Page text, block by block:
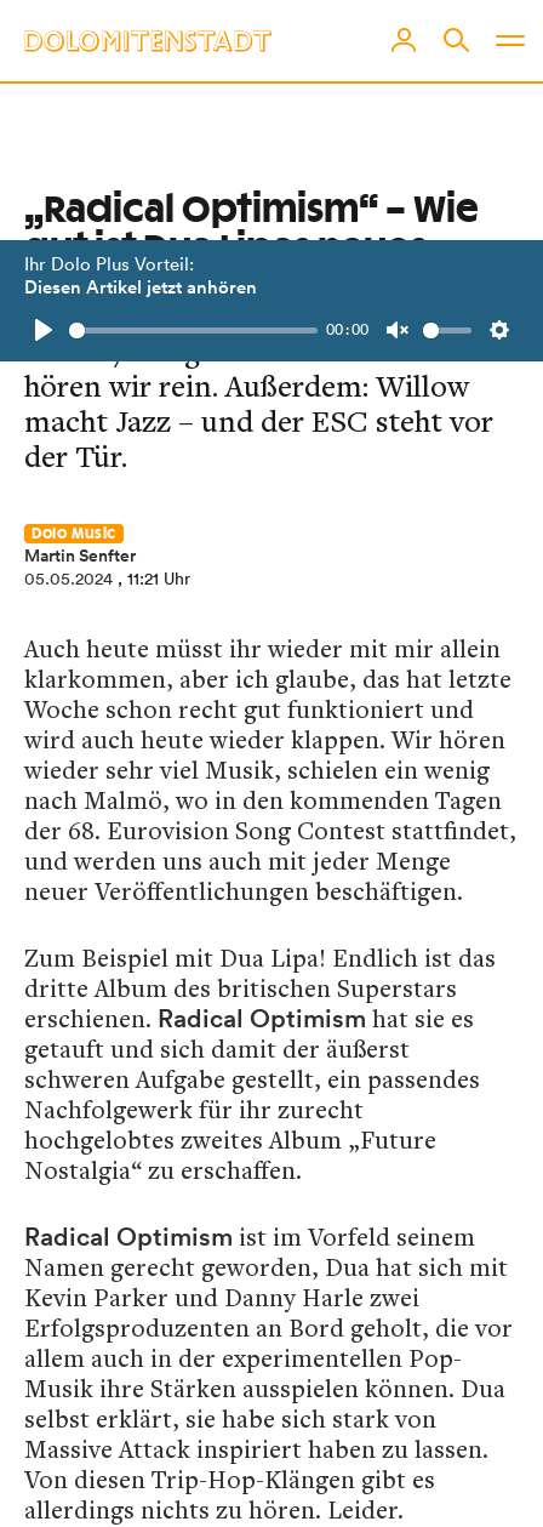
Ihr Dolo Plus Vorteil:
Diesen Artikel jetzt anhören
Play
00:00
Unmute
„Radical Optimism“ – Wie
gut ist Dua Lipas neues
Album?
In der 7. Ausgabe von Dolo Music
hören wir rein. Außerdem: Willow
macht Jazz – und der ESC steht vor
der Tür.
Dolo Music
Martin Senfter
05.05.2024 , 11:21 Uhr
Auch heute müsst ihr wieder mit mir allein
klarkommen, aber ich glaube, das hat letzte
Woche schon recht gut funktioniert und
wird auch heute wieder klappen. Wir hören
wieder sehr viel Musik, schielen ein wenig
nach Malmö, wo in den kommenden Tagen
der 68. Eurovision Song Contest stattfindet,
und werden uns auch mit jeder Menge
neuer Veröffentlichungen beschäftigen.
Zum Beispiel mit Dua Lipa! Endlich ist das
dritte Album des britischen Superstars
erschienen. Radical Optimism hat sie es
getauft und sich damit der äußerst
schweren Aufgabe gestellt, ein passendes
Nachfolgewerk für ihr zurecht
hochgelobtes zweites Album „Future
Nostalgia“ zu erschaffen.
Radical Optimism ist im Vorfeld seinem
Namen gerecht geworden, Dua hat sich mit
Kevin Parker und Danny Harle zwei
Erfolgsproduzenten an Bord geholt, die vor
allem auch in der experimentellen Pop-
Musik ihre Stärken ausspielen können. Dua
selbst erklärt, sie habe sich stark von
Massive Attack inspiriert haben zu lassen.
Von diesen Trip-Hop-Klängen gibt es
allerdings nichts zu hören. Leider.